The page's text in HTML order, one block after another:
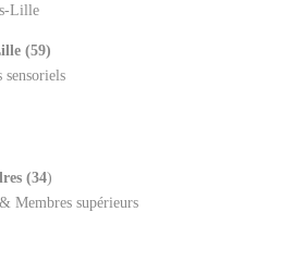
(59)
(34)
Membres supérieurs